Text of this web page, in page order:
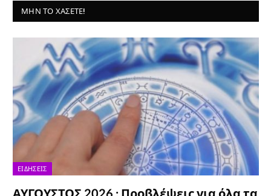
ΜΗΝ ΤΟ ΧΆΣΕΤΕ!
ΕΙΔΉΣΕΙΣ